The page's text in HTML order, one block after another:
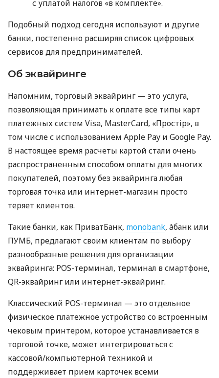
с уплатой налогов «в комплекте».
Подобный подход сегодня используют и другие
банки, постепенно расширяя список цифровых
сервисов для предпринимателей.
Об эквайринге
Напомним, торговый эквайринг — это услуга,
позволяющая принимать к оплате все типы карт
платежных систем Visa, MasterCard, «Простір», в
том числе с использованием Apple Pay и Google Pay.
В настоящее время расчеты картой стали очень
распространенным способом оплаты для многих
покупателей, поэтому без эквайринга любая
торговая точка или интернет-магазин просто
теряет клиентов.
Такие банки, как ПриватБанк, monobank, àбанк или
ПУМБ, предлагают своим клиентам по выбору
разнообразные решения для организации
эквайринга: POS-терминал, терминал в смартфоне,
QR-эквайринг или интернет-эквайринг.
Классический POS-терминал — это отдельное
физическое платежное устройство со встроенным
чековым принтером, которое устанавливается в
торговой точке, может интегрироваться с
кассовой/компьютерной техникой и
поддерживает прием карточек всеми